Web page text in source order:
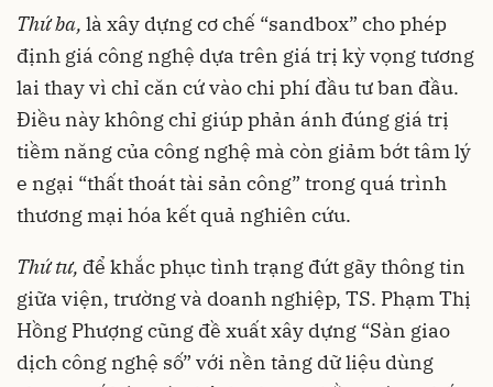
Thứba, là xây dựng cơ chế “sandbox” cho phép
định giá công nghệ dựa trên giá trị kỳ vọng tương
lai thay vì chỉ căn cứ vào chi phí đầu tư ban đầu.
Điều này không chỉ giúp phản ánh đúng giá trị
tiềm năng của công nghệ mà còn giảm bớt tâm lý
e ngại “thất thoát tài sản công” trong quá trình
thương mại hóa kết quả nghiên cứu.
Thứtư, để khắc phục tình trạng đứt gãy thông tin
giữa viện, trường và doanh nghiệp, TS. Phạm Thị
Hồng Phượng cũng đề xuất xây dựng “Sàn giao
dịch công nghệ số” với nền tảng dữ liệu dùng